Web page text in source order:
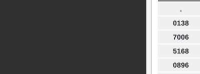
.
0138
7006
5168
0896